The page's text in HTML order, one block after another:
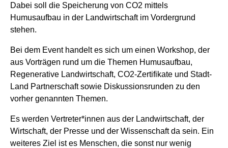
Dabei soll die Speicherung von CO2 mittels
Humusaufbau in der Landwirtschaft im Vordergrund
stehen.
Bei dem Event handelt es sich um einen Workshop, der
aus Vorträgen rund um die Themen Humusaufbau,
Regenerative Landwirtschaft, CO2-Zertifikate und Stadt-
Land Partnerschaft sowie Diskussionsrunden zu den
vorher genannten Themen.
Es werden Vertreter*innen aus der Landwirtschaft, der
Wirtschaft, der Presse und der Wissenschaft da sein. Ein
weiteres Ziel ist es Menschen, die sonst nur wenig